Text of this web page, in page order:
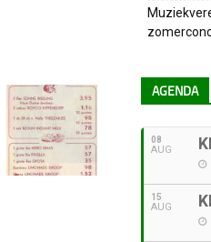
AGENDA
08
AUG
15
AUG